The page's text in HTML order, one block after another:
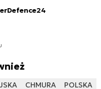
CHMURA
POLSKA